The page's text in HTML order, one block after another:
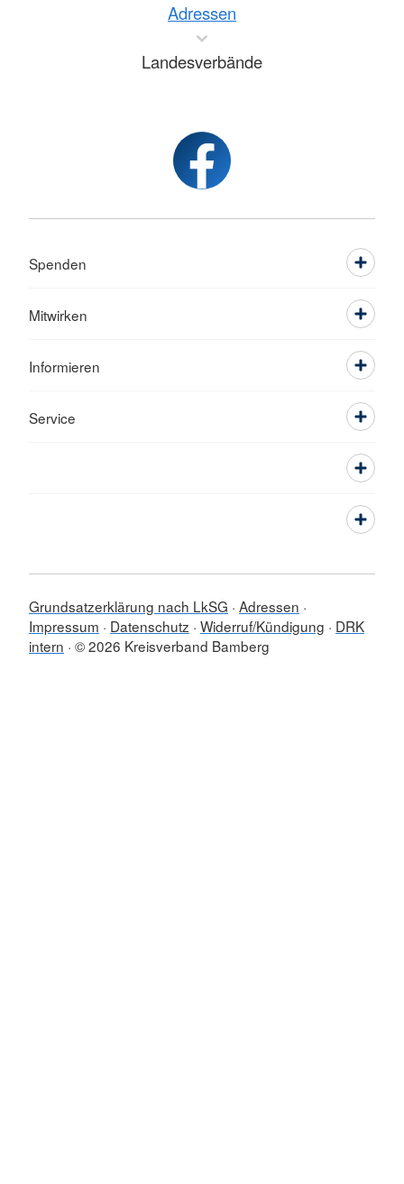
Adressen
Landesverbände
Spenden
Mitwirken
Informieren
Service
Grundsatzerklärung nach LkSG Adressen
Impressum
Datenschutz Widerruf/Kündigung
DRK
intern © 2026 Kreisverband Bamberg